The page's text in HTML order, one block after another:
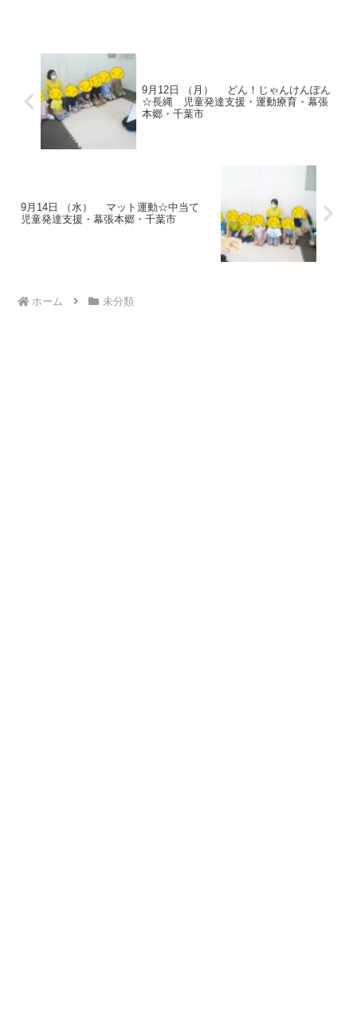
9月12日 （月） どん！じゃんけんぽん
☆長縄 児童発達支援・運動療育・幕張
本郷・千葉市
9月14日 （水） マット運動☆中当て
児童発達支援・幕張本郷・千葉市
ホーム 未分類